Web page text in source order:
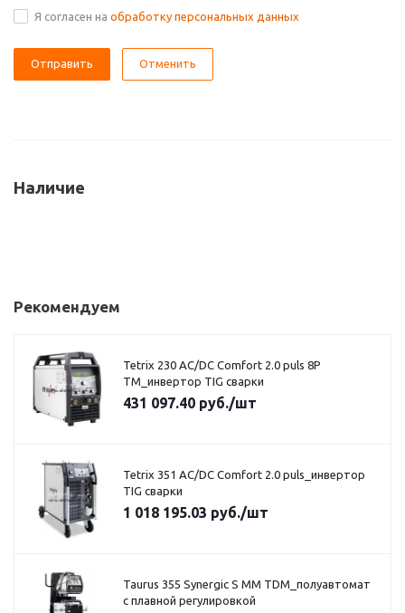
Я согласен на обработку персональных данных
Отменить
Наличие
Рекомендуем
Tetrix 230 AC/DC Comfort 2.0 puls 8P
TM_инвертор TIG сварки
431 097.40 руб./шт
Tetrix 351 AC/DC Comfort 2.0 puls_инвертор
TIG сварки
1 018 195.03 руб./шт
Taurus 355 Synergic S MM TDM_полуавтомат
с плавной регулировкой